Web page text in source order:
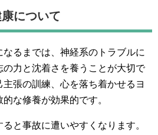
について
るまでは、神経系のトラブルに
の力と沈着さを養うことが大切で
張の訓練、心を落ち着かせるヨ
な修養が効果的です。
と事故に遭いやすくなります。